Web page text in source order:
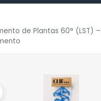
de Plantas 60° (LST)